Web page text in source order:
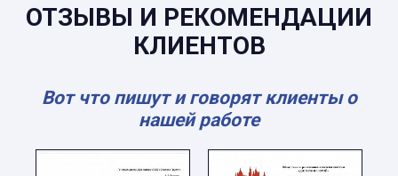
ОТЗЫВЫ И РЕКОМЕНДАЦИИ
КЛИЕНТОВ
Вот что пишут и говорят клиенты о
нашей работе